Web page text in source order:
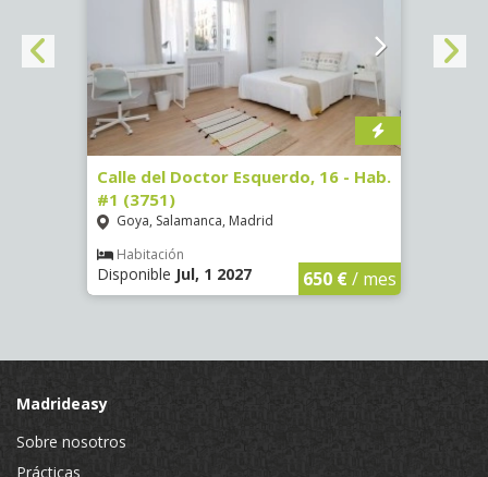
Calle del Doctor Esquerdo, 16 - Hab.
#1 (3751)
Goya, Salamanca, Madrid
Habitación
Disponible Jul, 1 2027 650 €/ mes
Madrideasy
Sobre nosotros
Prácticas